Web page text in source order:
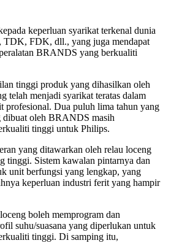
keperluan syarikat terkenal dunia
TDK, FDK, dll., yang juga mendapat
BRANDS yang berkualiti
tinggi produk yang dihasilkan oleh
telah menjadi syarikat teratas dalam
profesional. Dua puluh lima tahun yang
dibuat oleh BRANDS masih
tinggi untuk Philips.
yang ditawarkan oleh relau loceng
tinggi. Sistem kawalan pintarnya dan
unit berfungsi yang lengkap, yang
keperluan industri ferit yang hampir
boleh memprogram dan
suhu/suasana yang diperlukan untuk
tinggi. Di samping itu,